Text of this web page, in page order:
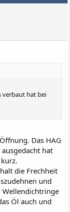
verbaut hat bei
Das HAG
hat
die Frechheit
und
Wellendichtringe
Öl auch und